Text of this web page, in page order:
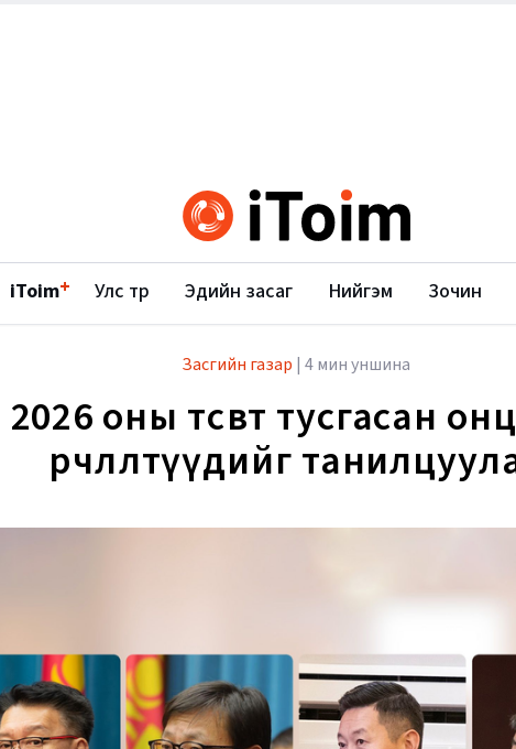
iToim+ Улс төр Эдийн засаг Нийгэм Зочин
Засгийн газар | 4 мин уншина
2026 оны төсөвт тусгасан
өөрчлөлтүүдийг